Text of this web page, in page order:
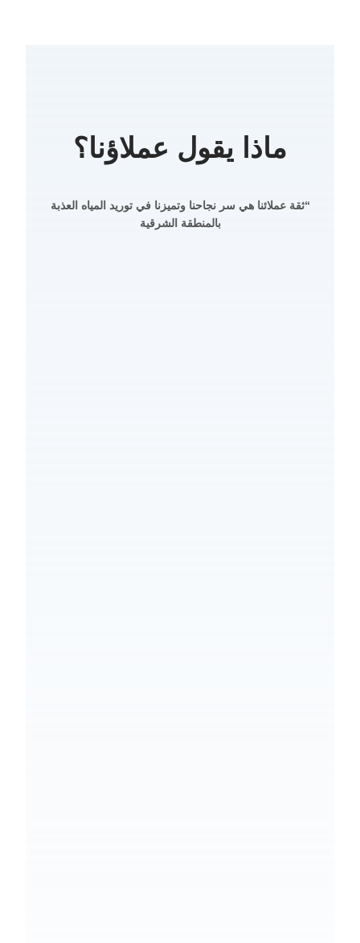
ماذا يقول عملاؤنا؟
“ثقة عملائنا هي سر نجاحنا وتميزنا في توريد المياه العذبة
بالمنطقة الشرقية